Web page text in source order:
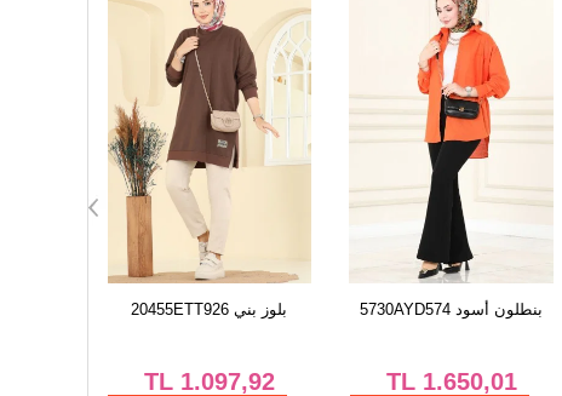
بنطلون أسود 5730AYD574
1.650,01
TL
بنطلون بيج غامق 5730AYD574
1.650,01
TL